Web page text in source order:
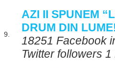
9.
AZI II SPUNEM
DRUM DIN
18251 Facebook
Twitter followers